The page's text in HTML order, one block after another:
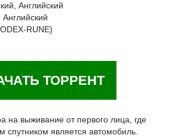
Английский
Английский
RUNE)
ТОРРЕНТ
на выживание от первого лица, где
спутником является автомобиль.